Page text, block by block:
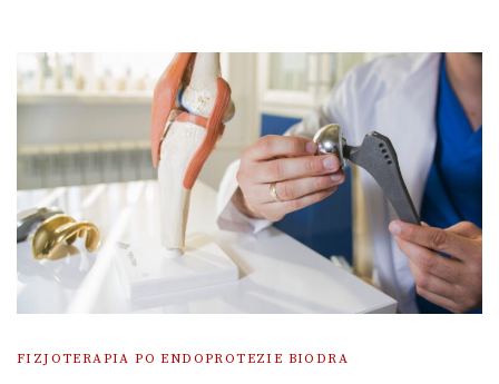
FIZJOTERAPIA PO ENDOPROTEZIE BIODRA